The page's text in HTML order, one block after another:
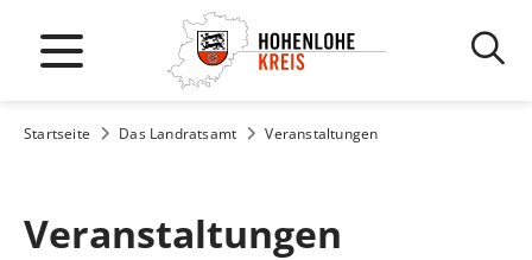
Startseite Das Landratsamt Veranstaltungen
Veranstaltungen